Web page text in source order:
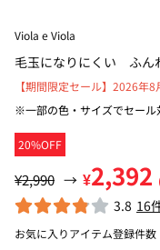
Viola e Viola
毛玉になりにくい ふん
20%OFF
【期間限定セール】2026年
※一部の色・サイズでセール
¥2,990 → ¥2,392
3.8 16
お気に入りアイテム登録件数